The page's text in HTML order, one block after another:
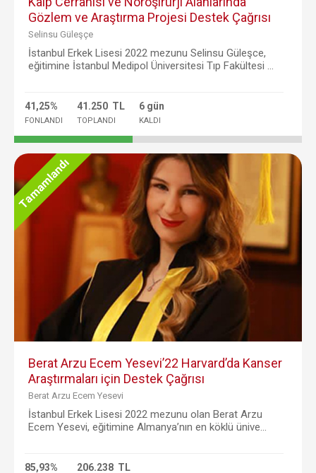
Gözlem ve Araştırma Projesi Destek Çağrısı
Selinsu Güleşçe
İstanbul Erkek Lisesi 2022 mezunu Selinsu Güleşce,
eğitimine İstanbul Medipol Üniversitesi Tıp Fakültesi ...
41,25%
FONLANDI
41.250 TL
TOPLANDI
6 gün
KALDI
Tamamlandı
Berat Arzu Ecem Yesevi’22 Harvard’da Kanser
Araştırmaları için Destek Çağrısı
Berat Arzu Ecem Yesevi
İstanbul Erkek Lisesi 2022 mezunu olan Berat Arzu
Ecem Yesevi, eğitimine Almanya’nın en köklü ünive...
85,93% 206.238 TL